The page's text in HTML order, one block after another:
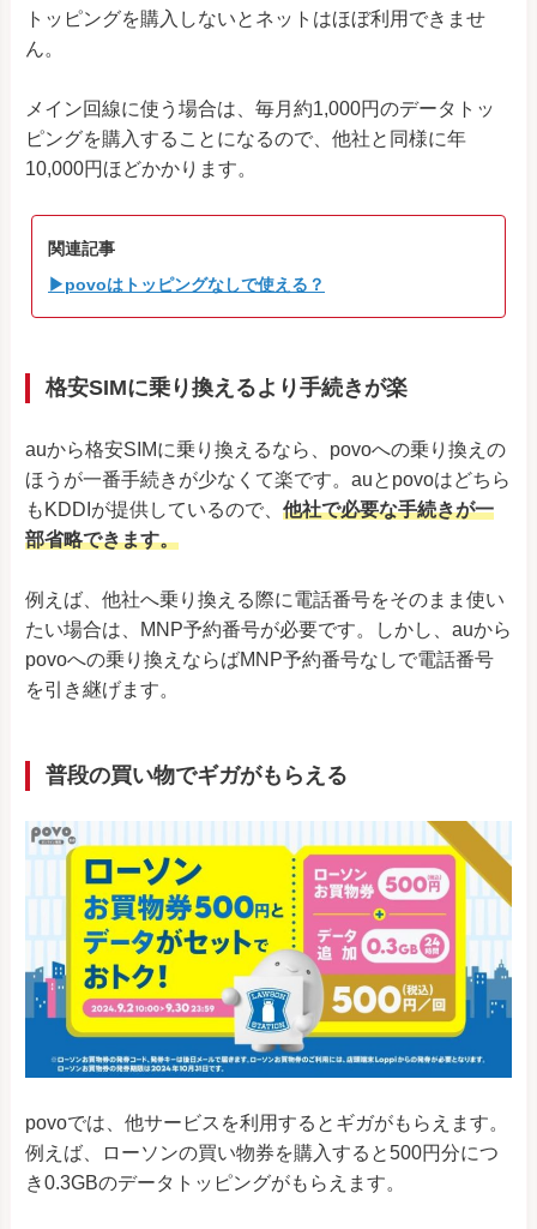
トッピングを購入しないとネットはほぼ利用できませ
ん。
メイン回線に使う場合は、毎月約1,000円のデータトッ
ピングを購入することになるので、他社と同様に年
10,000円ほどかかります。
関連記事
▶povoはトッピングなしで使える？
格安SIMに乗り換えるより手続きが楽
auから格安SIMに乗り換えるなら、povoへの乗り換えの
ほうが一番手続きが少なくて楽です。auとpovoはどちら
もKDDIが提供しているので、 他社で必要な手続きが一
部省略できます。
例えば、他社へ乗り換える際に電話番号をそのまま使い
たい場合は、MNP予約番号が必要です。しかし、auから
povoへの乗り換えならばMNP予約番号なしで電話番号
を引き継げます。
普段の買い物でギガがもらえる
povoでは、他サービスを利用するとギガがもらえます。
例えば、ローソンの買い物券を購入すると500円分につ
き0.3GBのデータトッピングがもらえます。